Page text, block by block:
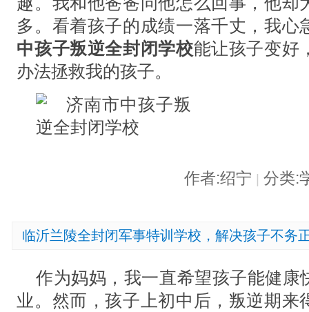
多。看着孩子的成绩一落千丈，我心
中孩子叛逆全封闭学校能让孩子变好
办法拯救我的孩子。
作者:绍宁 分类:
临沂兰陵全封闭军事特训学校，解决孩子不务
作为妈妈，我一直希望孩子能健康
业。然而，孩子上初中后，叛逆期来